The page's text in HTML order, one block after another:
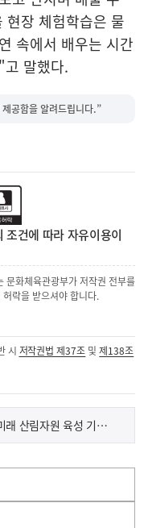
장 체험학습은 물
속에서 배우는 시간
말했다.
공함을 알려드립니다.”
건에 따라 자유이용이
문화체육관광부가 저작권 전부를
락을 받으셔야 합니다.
시 저작권법 제37조 및제138조
산림청, '양묘장 관리체계 혁신'으로 미래 산림자원 육성 기반 다진다